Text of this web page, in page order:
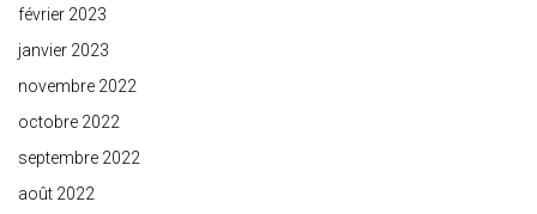
février 2023
janvier 2023
novembre 2022
octobre 2022
septembre 2022
août 2022